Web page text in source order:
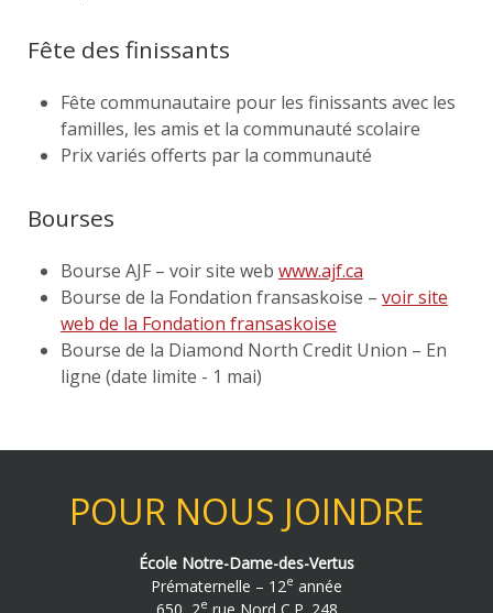
Fête des finissants
Fête communautaire pour les finissants avec les
familles, les amis et la communauté scolaire
Prix variés offerts par la communauté
Bourses
Bourse AJF – voir site web www.ajf.ca
Bourse de la Fondation fransaskoise – voir site
web de la Fondation fransaskoise
Bourse de la Diamond North Credit Union – En
ligne (date limite - 1 mai)
POUR NOUS JOINDRE
École Notre-Dame-des-Vertus
Prématernelle – 12e année
650, 2e rue Nord C.P. 248